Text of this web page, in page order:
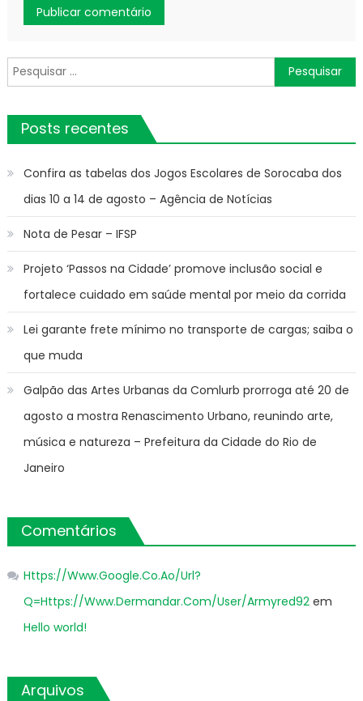
Pesquisar
por:
Posts recentes
Confira as tabelas dos Jogos Escolares de Sorocaba dos
dias 10 a 14 de agosto – Agência de Notícias
Nota de Pesar – IFSP
Projeto ‘Passos na Cidade’ promove inclusão social e
fortalece cuidado em saúde mental por meio da corrida
Lei garante frete mínimo no transporte de cargas; saiba o
que muda
Galpão das Artes Urbanas da Comlurb prorroga até 20 de
agosto a mostra Renascimento Urbano, reunindo arte,
música e natureza – Prefeitura da Cidade do Rio de
Janeiro
Comentários
Https://Www.Google.Co.Ao/Url?
Q=Https://Www.Dermandar.Com/User/Armyred92em
Hello world!
Arquivos